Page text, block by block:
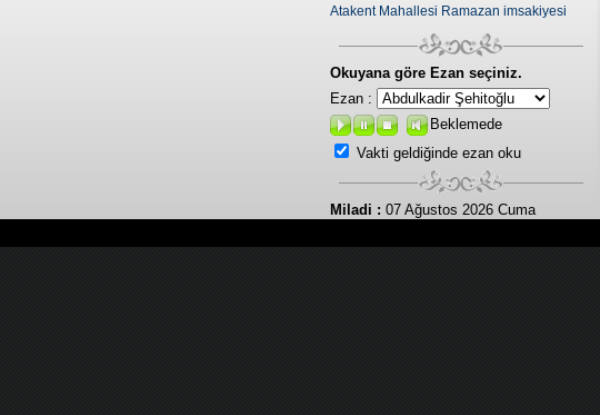
Atakent Mahallesi Ramazan imsakiyesi
Okuyana göre Ezan seçiniz.
Ezan :
Beklemede
Vakti geldiğinde ezan oku
Miladi : 07 Ağustos 2026 Cuma